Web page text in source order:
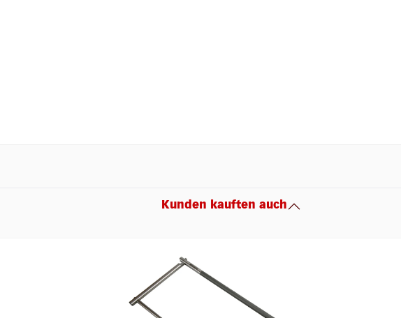
Kunden kauften auch